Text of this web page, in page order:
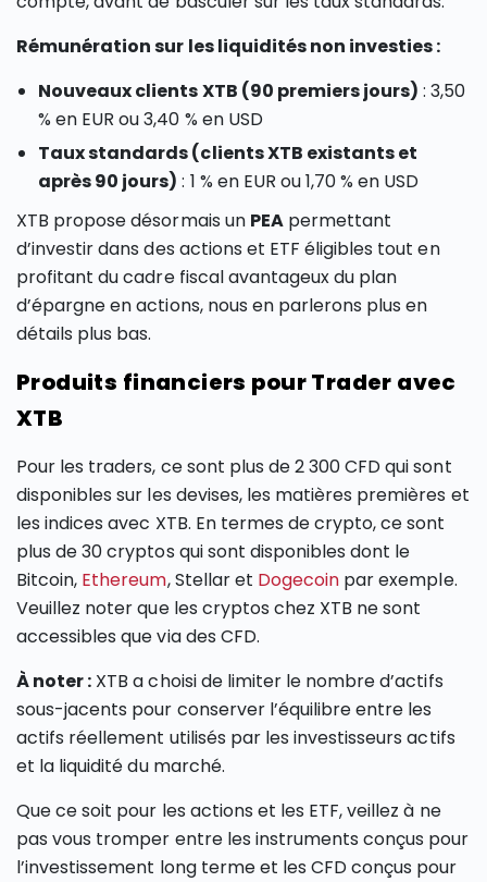
Rémunération sur les liquidités non investies :
Nouveaux clients XTB (90 premiers jours) : 3,50
% en EUR ou 3,40 % en USD
Taux standards (clients XTB existants et
après 90 jours) : 1 % en EUR ou 1,70 % en USD
XTB propose désormais un PEApermettant
d’investir dans des actions et ETF éligibles tout en
profitant du cadre fiscal avantageux du plan
d’épargne en actions, nous en parlerons plus en
détails plus bas.
Produits financiers pour Trader avec
XTB
Pour les traders, ce sont plus de 2 300 CFD qui sont
disponibles sur les devises, les matières premières et
les indices avec XTB. En termes de crypto, ce sont
plus de 30 cryptos qui sont disponibles dont le
Bitcoin, Ethereum, Stellar et Dogecoin par exemple.
Veuillez noter que les cryptos chez XTB ne sont
accessibles que via des CFD.
À noter : XTB a choisi de limiter le nombre d’actifs
sous-jacents pour conserver l’équilibre entre les
actifs réellement utilisés par les investisseurs actifs
et la liquidité du marché.
Que ce soit pour les actions et les ETF, veillez à ne
pas vous tromper entre les instruments conçus pour
l’investissement long terme et les CFD conçus pour